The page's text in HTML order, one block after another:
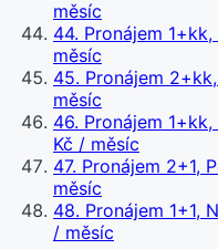
měsíc
44. Pronájem
měsíc
45. Pronájem
měsíc
46. Pronájem
Kč / měsíc
47. Pronájem 2+1,
měsíc
48. Pronájem 1+1,
/ měsíc